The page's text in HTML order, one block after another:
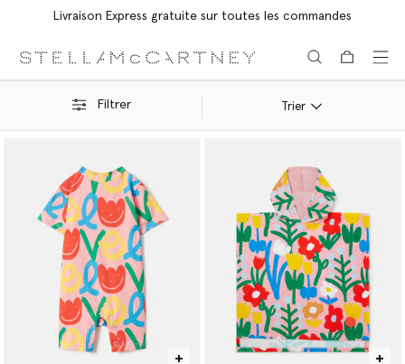
Livraison Express gratuite sur toutes les commandes
Filtrer Trier